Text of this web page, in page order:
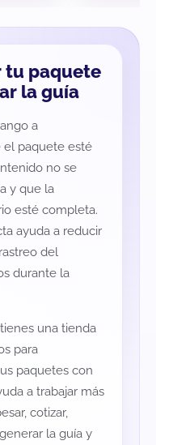
tu paquete
la guía
a
el paquete esté
no se
y que la
esté completa.
ayuda a reducir
del
durante la
una tienda
para
paquetes con
a trabajar más
cotizar,
la guía y